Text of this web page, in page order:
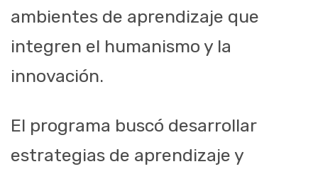
ambientes de aprendizaje que
integren el humanismo y la
innovación.
El programa buscó desarrollar
estrategias de aprendizaje y